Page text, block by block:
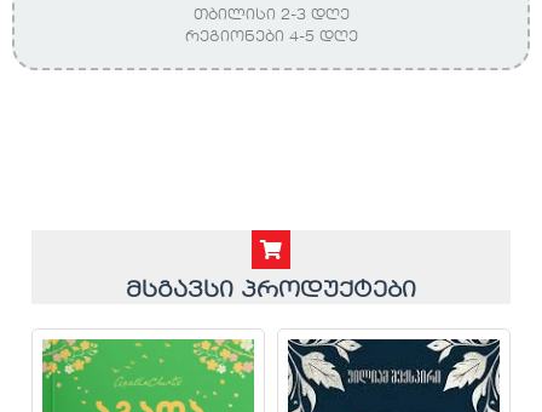
თბილისი 2-3 დღე
რეგიონები 4-5 დღე
მსგავსი პროდუქტები